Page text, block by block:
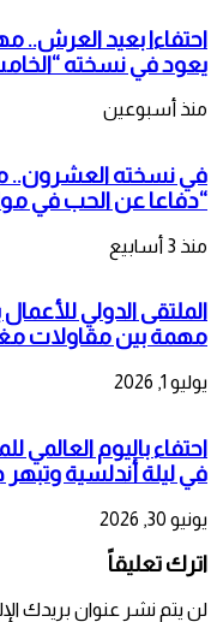
احتفاءا بعيد العرش..
يعود في نسخته
منذ أسبوعين
في نسخته العشرون..
“دفاعا عن الحب في
منذ 3 أسابيع
الملتقى الدولي
مهمة بين مقاولات
يوليو 1, 2026
احتفاء باليوم
في ليلة أندلسية
يونيو 30, 2026
اترك تعليقاً
لن يتم نشر عنوان بريدك